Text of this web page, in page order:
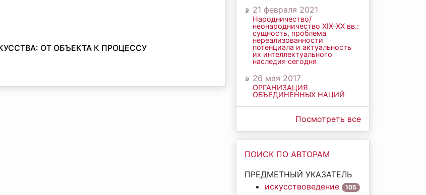
ОТ ОБЪЕКТА К ПРОЦЕССУ
21 февраля 2021
Народничество/
неонародничество ХIХ-ХХ вв.:
сущность, проблема
нереализованности
потенциала и актуальность
их интеллектуального
наследия сегодня
26 мая 2017
ОРГАНИЗАЦИЯ
ОБЪЕДИНЁННЫХ НАЦИЙ
Посмотреть все
ПОИСК ПО АВТОРАМ
ПРЕДМЕТНЫЙ УКАЗАТЕЛЬ
искусствоведение
105